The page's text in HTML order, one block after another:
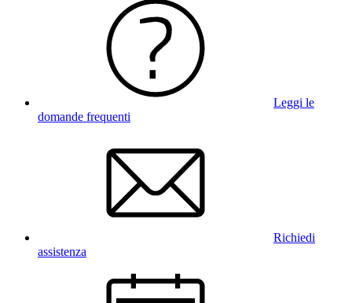
Leggi le
domande frequenti
Richiedi
assistenza